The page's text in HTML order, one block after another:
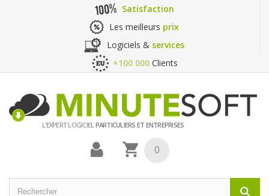
Satisfaction
Les meilleurs prix
Logiciels & services
+100 000 Clients
L'EXPERT LOGICIELPARTICULIERS ET ENTREPRISES
0